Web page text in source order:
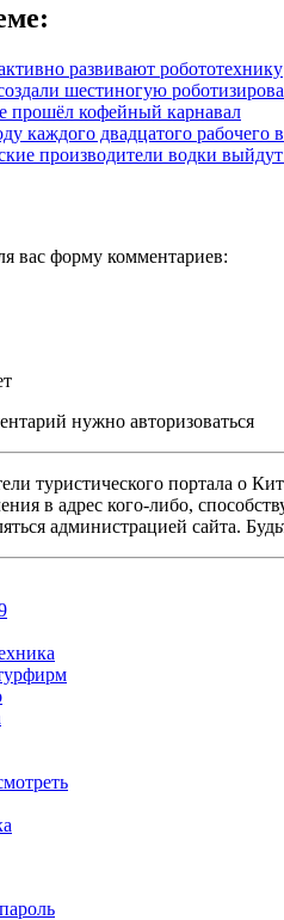
развивают робототехнику
шестиногую
прошёл кофейный карнавал
каждого двадцатого рабочего
производители водки
вас форму комментариев:
нужно авторизоваться
туристического портала о
в адрес кого-либо,
администрацией сайта.